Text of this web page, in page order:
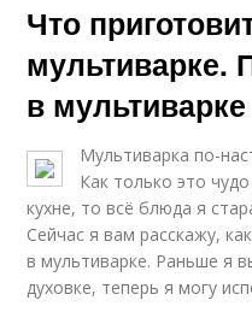
Что
мультиварке.
в мультиварке
Мультиварка по-
Как только это
кухне, то всё блюда я
Сейчас я вам расскажу,
в мультиварке. Раньше я
духовке, теперь я могу